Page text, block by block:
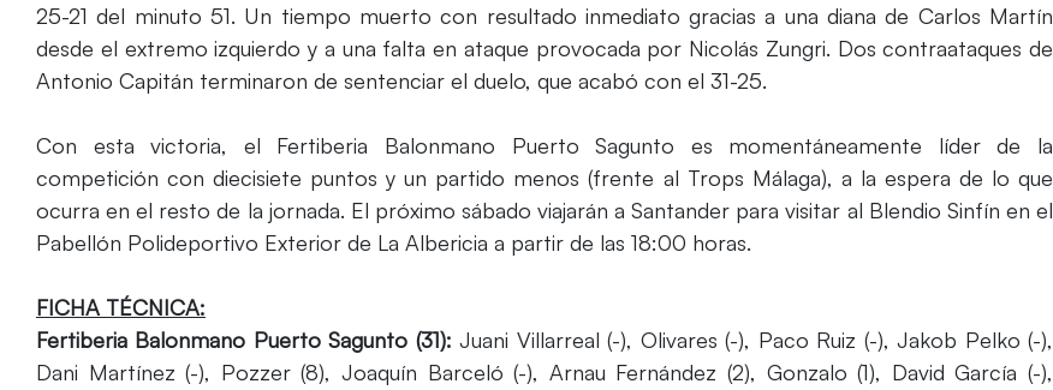
25-21 del minuto 51. Un tiempo muerto con resultado inmediato gracias a una diana de Carlos Martín
desde el extremo izquierdo y a una falta en ataque provocada por Nicolás Zungri. Dos contraataques de
Antonio Capitán terminaron de sentenciar el duelo, que acabó con el 31-25.
Con esta victoria, el Fertiberia Balonmano Puerto Sagunto es momentáneamente líder de la
competición con diecisiete puntos y un partido menos (frente al Trops Málaga), a la espera de lo que
ocurra en el resto de la jornada. El próximo sábado viajarán a Santander para visitar al Blendio Sinfín en el
Pabellón Polideportivo Exterior de La Albericia a partir de las 18:00 horas.
FICHA TÉCNICA:
Fertiberia Balonmano Puerto Sagunto (31):Juani Villarreal (-), Olivares (-), Paco Ruiz (-), Jakob Pelko (-),
Dani Martínez (-), Pozzer (8), Joaquín Barceló (-), Arnau Fernández (2), Gonzalo (1), David García (-),